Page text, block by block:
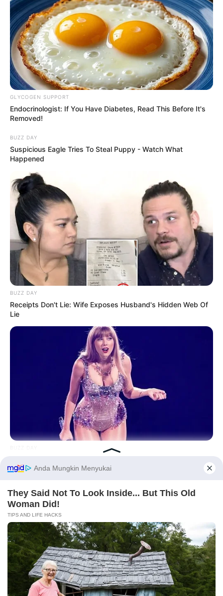
(foto: instagram/sherinasinna)
4. Selain suka bernyanyi, juga suka belajar hal baru
(foto: instagram/sherinasinna)
5. Semakin cantik saat tersenyum
GLYCOGEN SUPPORT
Endocrinologist: If You Have Diabetes, Read This Before It's
Removed!
BUZZ DAY
Suspicious Eagle Tries To Steal Puppy - Watch What
Happened
BUZZ DAY
Receipts Don't Lie: Wife Exposes Husband's Hidden Web Of
Lie
BUZZ DAY
Before You Go